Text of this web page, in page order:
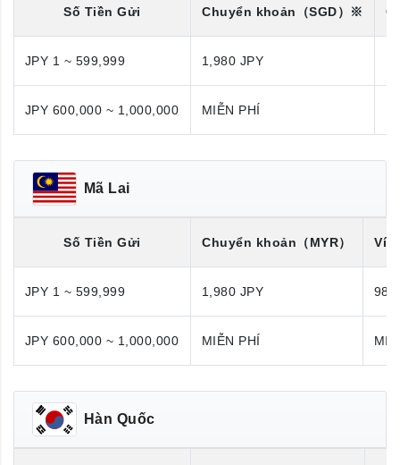
Số Tiền Gửi Chuyển khoản （SGD）※
JPY 1 ~ 599,999 1,980 JPY
JPY 600,000 ~ 1,000,000 MIỄN PHÍ
Mã Lai
Số Tiền Gửi Chuyển khoản （MYR） Ví
JPY 1 ~ 599,999 1,980 JPY 980
JPY 600,000 ~ 1,000,000 MIỄN PHÍ
Hàn Quốc